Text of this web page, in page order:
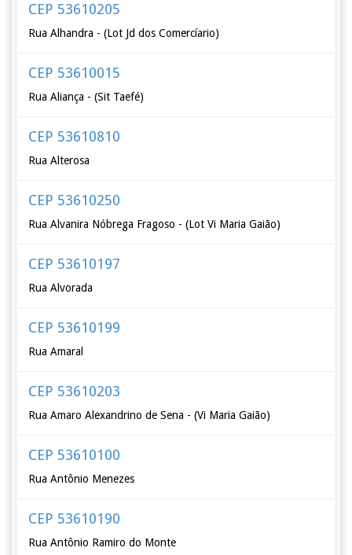
CEP 53610205
Rua Alhandra - (Lot Jd dos Comercíario)
CEP 53610015
Rua Aliança - (Sit Taefé)
CEP 53610810
Rua Alterosa
CEP 53610250
Rua Alvanira Nóbrega Fragoso - (Lot Vi Maria Gaião)
CEP 53610197
Rua Alvorada
CEP 53610199
Rua Amaral
CEP 53610203
Rua Amaro Alexandrino de Sena - (Vi Maria Gaião)
CEP 53610100
Rua Antônio Menezes
CEP 53610190
Rua Antônio Ramiro do Monte